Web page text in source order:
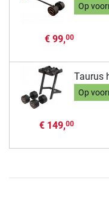
Op
€ 99,00
Taurus
Op
€ 149,00